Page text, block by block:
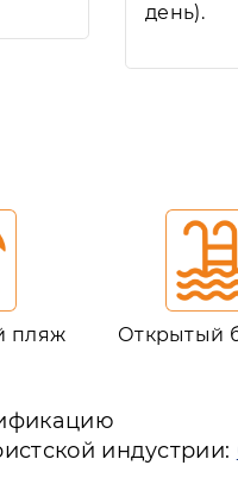
день).
пляж Открытый
индустрии: